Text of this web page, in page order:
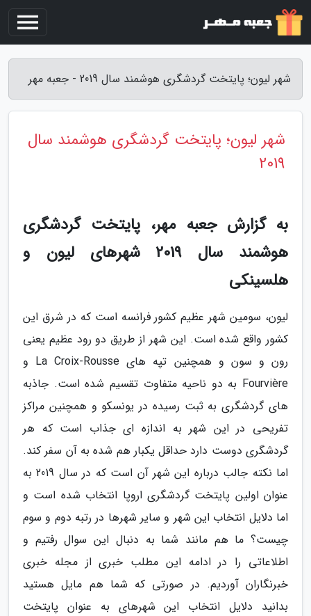
شهر لیون؛ پایتخت گردشگری هوشمند سال 2019 - جعبه مهر
شهر لیون؛ پایتخت گردشگری هوشمند سال
2019
به گزارش جعبه مهر، پایتخت گردشگری
هوشمند سال 2019 شهرهای لیون و
هلسینکی
لیون، سومین شهر عظیم کشور فرانسه است که در شرق این
کشور واقع شده است. این شهر از طریق دو رود عظیم یعنی
رون و سون و همچنین تپه های La Croix-Rousse و
Fourvière به دو ناحیه متفاوت تقسیم شده است. جاذبه
های گردشگری به ثبت رسیده در یونسکو و همچنین مراکز
تفریحی در این شهر به اندازه ای جذاب است که هر
گردشگری دوست دارد حداقل یکبار هم شده به آن سفر کند.
اما نکته جالب درباره این شهر آن است که در سال 2019 به
عنوان اولین پایتخت گردشگری اروپا انتخاب شده است و
اما دلایل انتخاب این شهر و سایر شهرها در رتبه دوم و سوم
چیست؟ ما هم مانند شما به دنبال این سوال رفتیم و
اطلاعاتی را در ادامه این مطلب خبری از مجله خبری
خبرنگاران آوردیم. در صورتی که شما هم مایل هستید
بدانید دلایل انتخاب این شهرهای به عنوان پایتخت